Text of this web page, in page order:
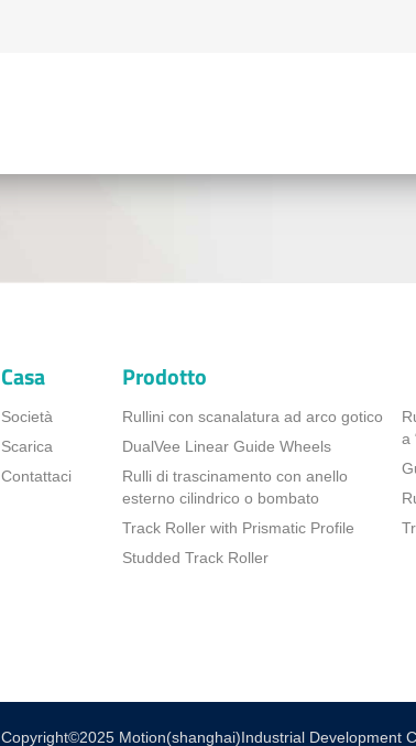
Casa
Società
Scarica
Contattaci
Prodotto
Rullini con scanalatura ad arco gotico
a
DualVee Linear Guide Wheels
Rulli di trascinamento con anello
esterno cilindrico o bombato
Track Roller with Prismatic Profile
Studded Track Roller
Copyright©2025 Motion(shanghai)Industrial Development